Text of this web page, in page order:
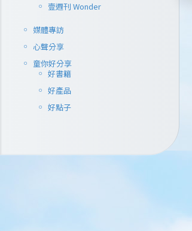
壹週刊 Wonder
媒體專訪
心聲分享
童你好分享
好書籍
好產品
好點子